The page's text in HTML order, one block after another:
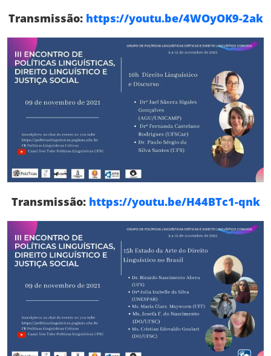
Transmissão: https://youtu.be/4WOyOK9-2ak
Transmissão:https://youtu.be/H44BTc1-qnk